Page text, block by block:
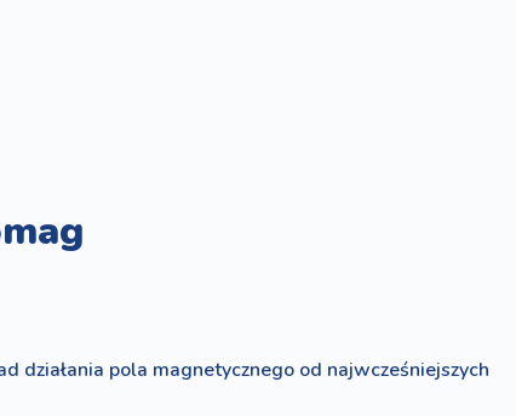
działania pola magnetycznego od najwcześniejszych